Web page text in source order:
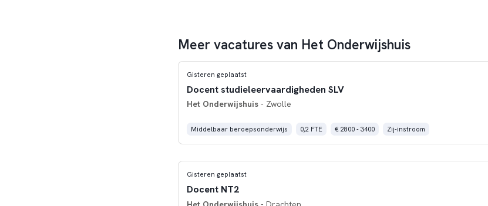
Meer vacatures van Het Onderwijshuis
Gisteren geplaatst
Docent studieleervaardigheden SLV
Het Onderwijshuis- Zwolle
Middelbaar beroepsonderwijs 0,2 FTE € 2800 - 3400 Zij-instroom
Gisteren geplaatst
Docent NT2